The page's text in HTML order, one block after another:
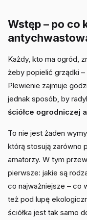
Wstęp – po co
Każdy, kto ma ogród,
żeby popielić grządki
Plewienie zajmuje
jednak sposób, by
ściółce ogrodniczej
To nie jest żaden
którą stosują zarówno
amatorzy. W tym
pierwsze: jakie są
co najważniejsze – co
też pod lupę
ściółka jest tak samo